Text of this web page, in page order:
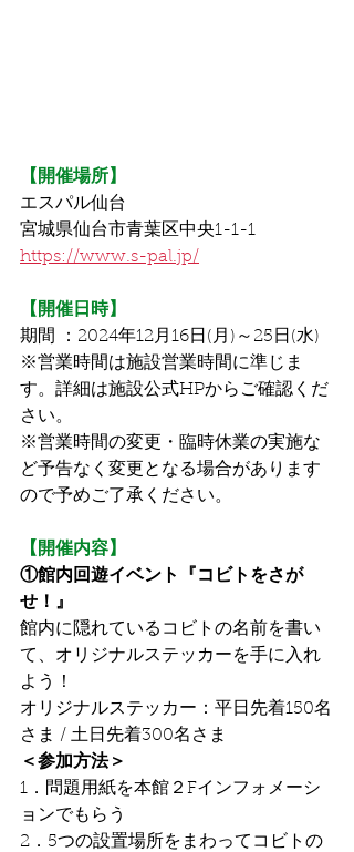
【開催場所】
エスパル仙台
宮城県仙台市青葉区中央1-1-1
https://www.s-pal.jp/
【開催日時】
期間 ：2024年12月16日(月)～25日(水)
※営業時間は施設営業時間に準じま
す。詳細は施設公式HPからご確認くだ
さい。
※営業時間の変更・臨時休業の実施な
ど予告なく変更となる場合があります
ので予めご了承ください。
【開催内容】
①館内回遊イベント『コビトをさが
せ！』
館内に隠れているコビトの名前を書い
て、オリジナルステッカーを手に入れ
よう！
オリジナルステッカー：平日先着150名
さま / 土日先着300名さま
＜参加方法＞
1．問題用紙を本館２Fインフォメーシ
ョンでもらう
2．5つの設置場所をまわってコビトの